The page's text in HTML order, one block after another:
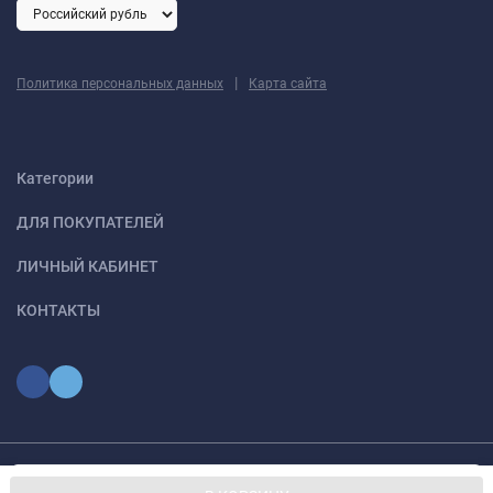
Политика персональных данных | Карта сайта
Категории
ДЛЯ ПОКУПАТЕЛЕЙ
ЛИЧНЫЙ КАБИНЕТ
КОНТАКТЫ